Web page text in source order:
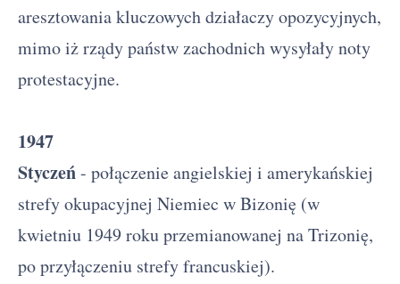
aresztowania kluczowych działaczy opozycyjnych,
mimo iż rządy państw zachodnich wysyłały noty
protestacyjne.
1947
Styczeń- połączenie angielskiej i amerykańskiej
strefy okupacyjnej Niemiec w Bizonię (w
kwietniu 1949 roku przemianowanej na Trizonię,
po przyłączeniu strefy francuskiej).